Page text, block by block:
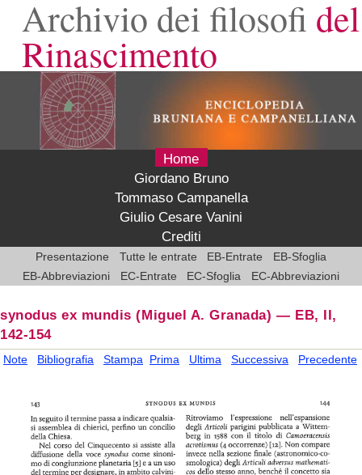
Archivio dei filosofi del
Rinascimento
Home
Giordano Bruno
Tommaso Campanella
Giulio Cesare Vanini
Crediti
Presentazione Tutte le entrate EB-Entrate
EB-Sfoglia
EB-Abbreviazioni
EC-Entrate EC-Sfoglia EC-Abbreviazioni
synodus ex mundis(Miguel A. Granada) — EB, II,
142-154
Note Bibliografia Stampa Prima Ultima Successiva Precedente